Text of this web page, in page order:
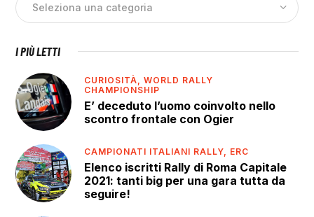
I PIÙ LETTI
CURIOSITÀ,WORLD RALLY
CHAMPIONSHIP
E’ deceduto l’uomo coinvolto nello
scontro frontale con Ogier
CAMPIONATI ITALIANI RALLY, ERC
Elenco iscritti Rally di Roma Capitale
2021: tanti big per una gara tutta da
seguire!